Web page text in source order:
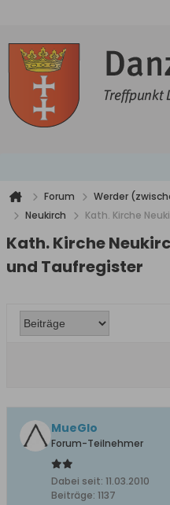
Forum
Werder
Neukirch
Kath. Kirche
Kath. Kirche
und Taufregister
MueGlo
Forum-Teilnehmer
Dabei seit: 11.03.2010
Beiträge: 1137